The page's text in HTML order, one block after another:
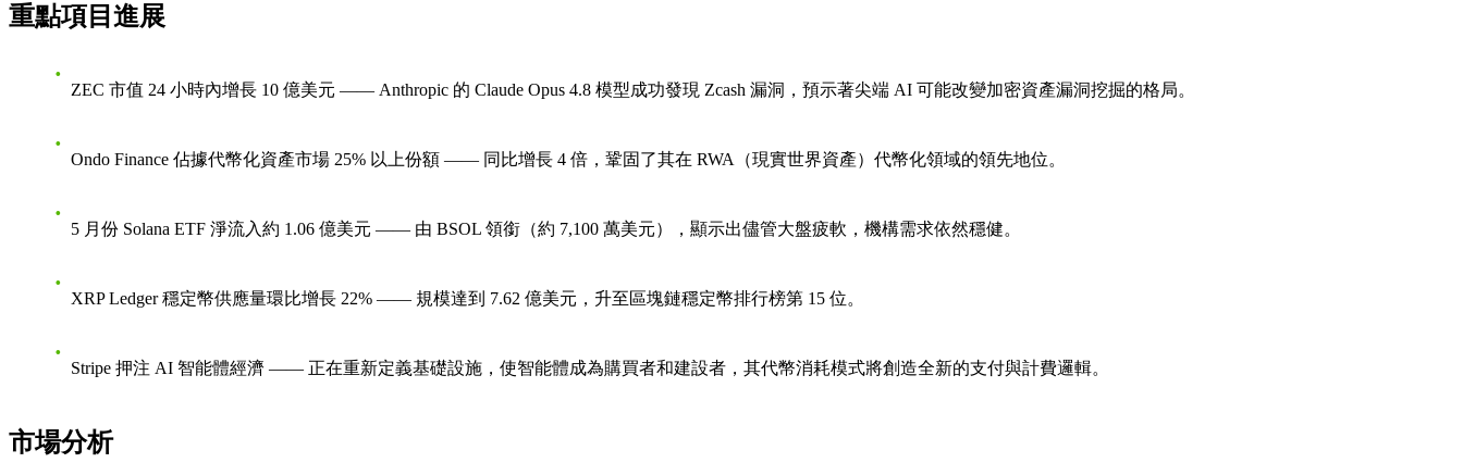
重點項目進展
ZEC 市值 24 小時內增長 10 億美元 —— Anthropic 的 Claude Opus 4.8 模型成功發現 Zcash 漏洞，預示著尖端 AI 可能改變加密資產漏洞挖掘的格局。
Ondo Finance 佔據代幣化資產市場 25% 以上份額 —— 同比增長 4 倍，鞏固了其在 RWA（現實世界資產）代幣化領域的領先地位。
5 月份 Solana ETF 淨流入約 1.06 億美元 —— 由 BSOL 領銜（約 7,100 萬美元），顯示出儘管大盤疲軟，機構需求依然穩健。
XRP Ledger 穩定幣供應量環比增長 22% —— 規模達到 7.62 億美元，升至區塊鏈穩定幣排行榜第 15 位。
Stripe 押注 AI 智能體經濟 —— 正在重新定義基礎設施，使智能體成為購買者和建設者，其代幣消耗模式將創造全新的支付與計費邏輯。
市場分析